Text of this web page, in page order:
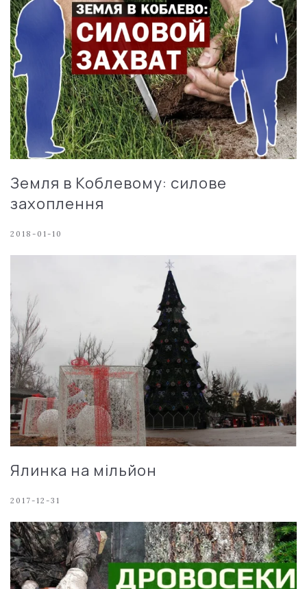
Земля в Коблевому: силове
захоплення
2018-01-10
Ялинка на мільйон
2017-12-31